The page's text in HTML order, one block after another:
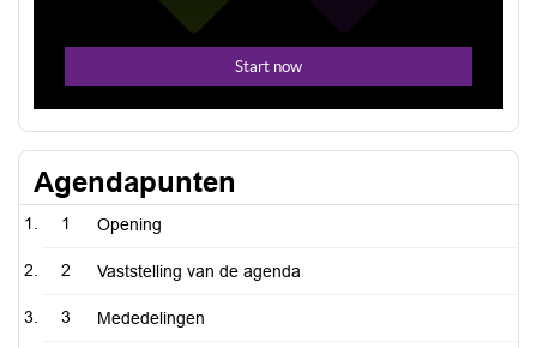
Agendapunten
1 Opening
2 Vaststelling van de agenda
3 Mededelingen